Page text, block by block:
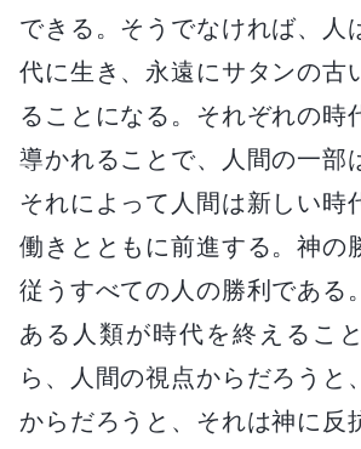
できる。そうでなければ、人
代に生き、永遠にサタンの古
ることになる。それぞれの時
導かれることで、人間の一部
それによって人間は新しい時
働きとともに前進する。神の
従うすべての人の勝利である
ある人類が時代を終えるこ
ら、人間の視点からだろうと
からだろうと、それは神に反